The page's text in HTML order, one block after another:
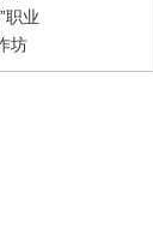
职业
坊